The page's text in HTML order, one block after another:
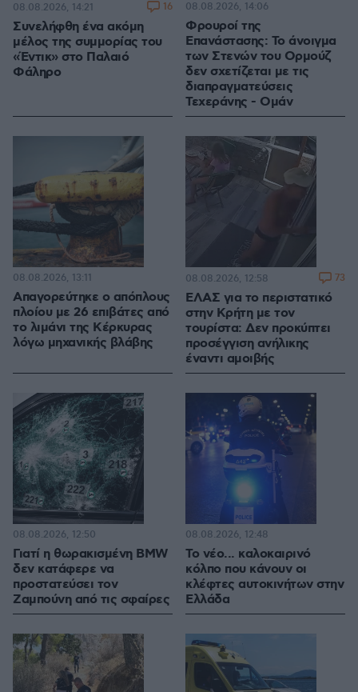
Συνελήφθη ένα ακόμη
μέλος της συμμορίας του
«Έντικ» στο Παλαιό
Φάληρο
08.08.2026, 14:21 16
Φρουροί της
Επανάστασης: Το άνοιγμα
των Στενών του Ορμούζ
δεν σχετίζεται με τις
διαπραγματεύσεις
Τεχεράνης - Ομάν
08.08.2026, 14:06
Απαγορεύτηκε ο απόπλους
πλοίου με 26 επιβάτες από
το λιμάνι της Κέρκυρας
λόγω μηχανικής βλάβης
08.08.2026, 13:11
ΕΛΑΣ για το περιστατικό
στην Κρήτη με τον
τουρίστα: Δεν προκύπτει
προσέγγιση ανήλικης
έναντι αμοιβής
08.08.2026, 12:58 73
Γιατί η θωρακισμένη BMW
δεν κατάφερε να
προστατεύσει τον
Ζαμπούνη από τις σφαίρες
08.08.2026, 12:50
Το νέο... καλοκαιρινό
κόλπο που κάνουν οι
κλέφτες αυτοκινήτων στην
Ελλάδα
08.08.2026, 12:48